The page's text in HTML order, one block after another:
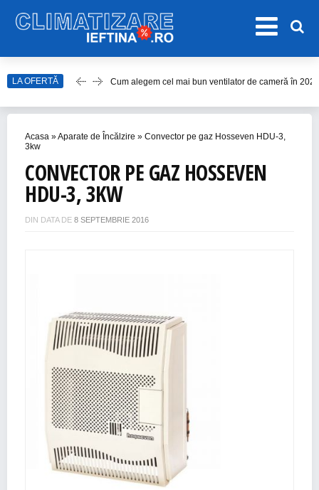
LA OFERTĂ
Care este cel mai bun model de ventilator de tavan
Top Aparate de Aer Condiționat Ieftine pentru Vară
Top 10 Aparate de Aer Condiționat Portabile fără
Acasa »Aparate de Încălzire » Convector pe gaz Hosseven HDU-3,
3kw
CONVECTOR PE GAZ HOSSEVEN
HDU-3, 3KW
DIN DATA DE 8 SEPTEMBRIE 2016